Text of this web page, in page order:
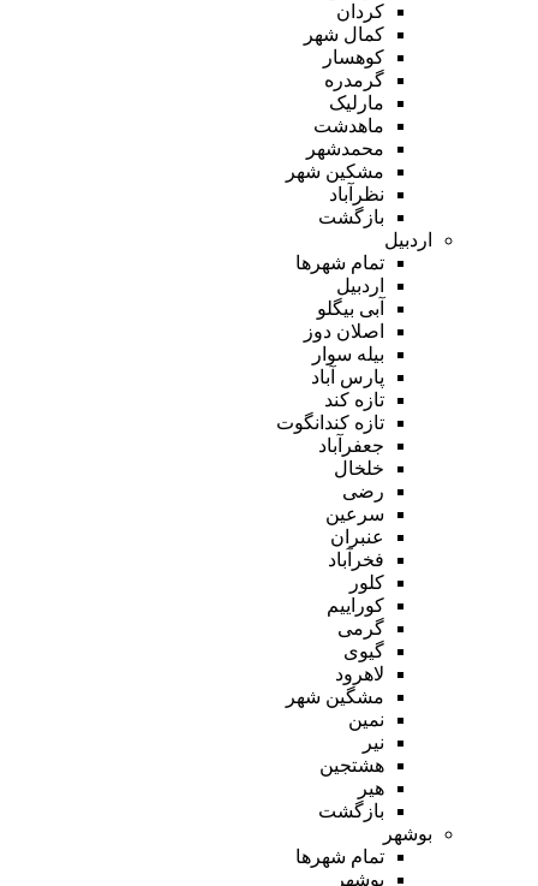
کردان
کمال شهر
کوهسار
گرمدره
مارلیک
ماهدشت
محمدشهر
مشکین شهر
نظرآباد
بازگشت
اردبیل
تمام شهر‌ها
اردبیل
آبی بیگلو
اصلان دوز
بیله سوار
پارس آباد
تازه کند
تازه کندانگوت
جعفرآباد
خلخال
رضی
سرعین
عنبران
فخرآباد
کلور
کوراییم
گرمی
گیوی
لاهرود
مشگین شهر
نمین
نیر
هشتجین
هیر
بازگشت
بوشهر
تمام شهر‌ها
بوشهر